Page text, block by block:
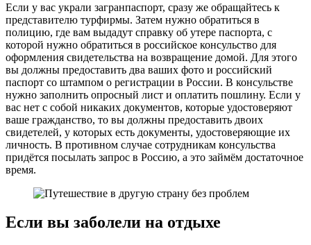
Если у вас украли загранпаспорт, сразу же обращайтесь к
представителю турфирмы. Затем нужно обратиться в
полицию, где вам выдадут справку об утере паспорта, с
которой нужно обратиться в российское консульство для
оформления свидетельства на возвращение домой. Для этого
вы должны предоставить два ваших фото и российский
паспорт со штампом о регистрации в России. В консульстве
нужно заполнить опросный лист и оплатить пошлину. Если у
вас нет с собой никаких документов, которые удостоверяют
ваше гражданство, то вы должны предоставить двоих
свидетелей, у которых есть документы, удостоверяющие их
личность. В противном случае сотрудникам консульства
придётся посылать запрос в Россию, а это займём достаточное
время.
Если вы заболели на отдыхе